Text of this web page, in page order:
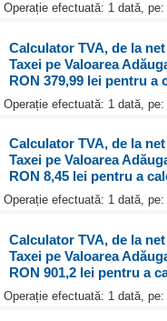
Operație efectuată: 1 dată,
Calculator TVA, de la
Taxei pe Valoarea
RON 379,99 lei pentru a
Operație efectuată: 1 dată,
Calculator TVA, de la
Taxei pe Valoarea
RON 8,45 lei pentru a
Operație efectuată: 1 dată,
Calculator TVA, de la
Taxei pe Valoarea
RON 901,2 lei pentru a
Operație efectuată: 1 dată,